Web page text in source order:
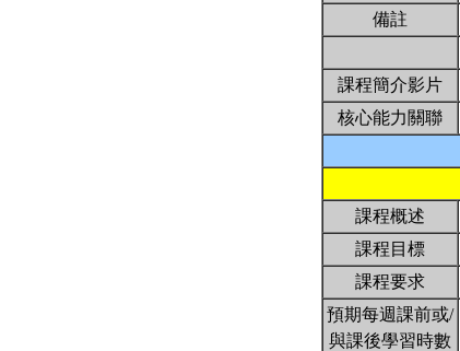
備註
課程簡介影片
核心能力關聯
課程概述
課程目標
課程要求
預期每週課前或/
與課後學習時數